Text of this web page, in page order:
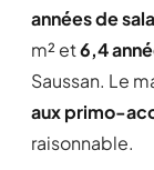
années de
m² et6,4
Saussan. Le
aux primo-
raisonnable.